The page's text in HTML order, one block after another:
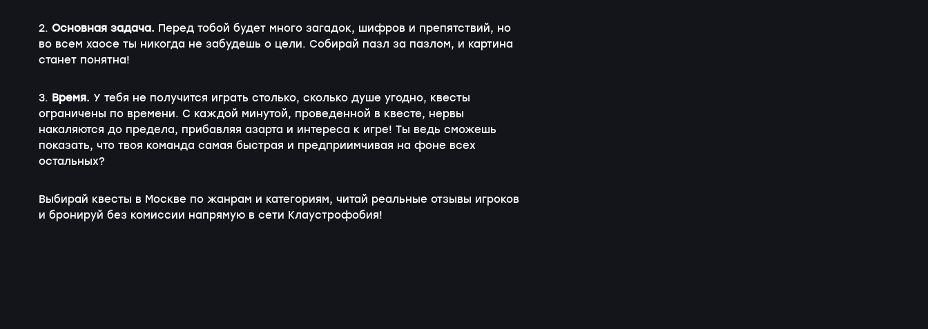
2. Основная задача. Перед тобой будет много загадок, шифров и препятствий, но
во всем хаосе ты никогда не забудешь о цели. Собирай пазл за пазлом, и картина
станет понятна!
3. Время. У тебя не получится играть столько, сколько душе угодно, квесты
ограничены по времени. С каждой минутой, проведенной в квесте, нервы
накаляются до предела, прибавляя азарта и интереса к игре! Ты ведь сможешь
показать, что твоя команда самая быстрая и предприимчивая на фоне всех
остальных?
Выбирай квесты в Москве по жанрам и категориям, читай реальные отзывы игроков
и бронируй без комиссии напрямую в сети Клаустрофобия!